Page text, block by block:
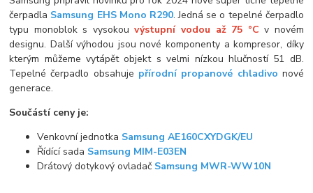
čerpadla Samsung EHS Mono R290. Jedná se o tepelné čerpadlo
typu monoblok s vysokouvýstupní vodou až 75 °C v novém
designu. Další výhodou jsou nové komponenty a kompresor, díky
kterým můžeme vytápět objekt s velmi nízkou hlučností 51 dB.
Tepelné čerpadlo obsahuje přírodní propanové chladivo nové
generace.
Součástí ceny je:
Venkovní jednotka Samsung AE160CXYDGK/EU
Řídící sada Samsung MIM-E03EN
Drátový dotykový ovladač Samsung MWR-WW10N